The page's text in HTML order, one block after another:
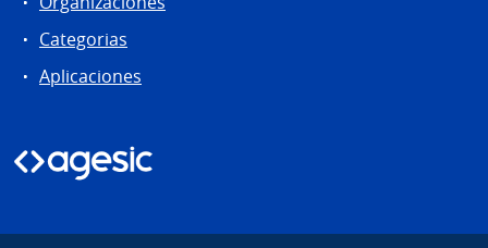
Categorias
Aplicaciones